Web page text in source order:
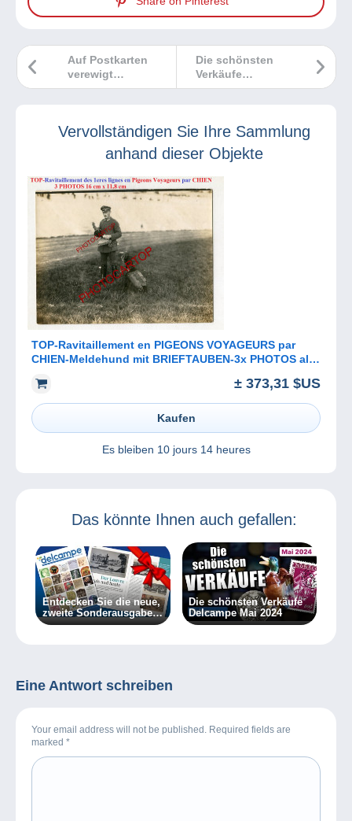
Die schönsten
Verkäufe
Delcampe Juli
Auf Postkarten
verewigt
körperliche
machten …
Vervollständigen Sie Ihre Sammlung
anhand dieser Objekte
TOP-Ravitaillement en PIGEONS VOYAGEURS par
CHIEN-Meldehund mit BRIEFTAUBEN-3x PHOTOS all.-
± 373,31 $US
Kaufen
Es bleiben 10 jours 14 heures
Das könnte Ihnen auch gefallen:
Entdecken Sie die neue,
zweite Sonderausgabe
des Delcampe Magazins
Die schönsten Verkäufe
Delcampe Mai 2024
Eine Antwort schreiben
Your email address will not be published. Required fields are
marked *